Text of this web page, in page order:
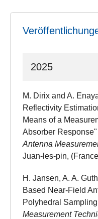
2025
M. Dirix and A.
Reflectivity
Means of a
Absorber Response"
Antenna
Juan-les-pin,
H. Jansen, A. A.
Based Near-Field
Polyhedral
Measurement